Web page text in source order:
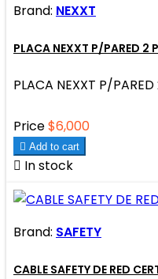
Brand: NEXXT
PLACA NEXXT P/PARED 2
PLACA NEXXT P/
Price$6,000
 Add to cart
 In stock
Brand: SAFETY
CABLE SAFETY DE RED